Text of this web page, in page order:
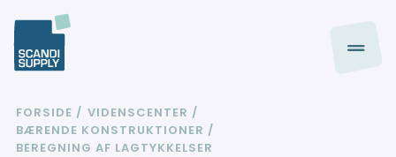
FORSIDE
VIDENSCENTER
BÆRENDE KONSTRUKTIONER
BEREGNING AF LAGTYKKELSER